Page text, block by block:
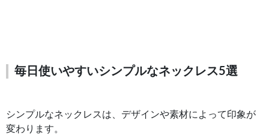
毎日使いやすいシンプルなネックレス5選
シンプルなネックレスは、デザインや素材によって印象が
変わります。